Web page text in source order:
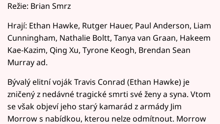
Režie: Brian Smrz
Hrají: Ethan Hawke, Rutger Hauer, Paul Anderson, Liam
Cunningham, Nathalie Boltt, Tanya van Graan, Hakeem
Kae-Kazim, Qing Xu, Tyrone Keogh, Brendan Sean
Murray ad.
Bývalý elitní voják Travis Conrad (Ethan Hawke) je
zničený z nedávné tragické smrti své ženy a syna. Vtom
se však objeví jeho starý kamarád z armády Jim
Morrow s nabídkou, kterou nelze odmítnout. Morrow